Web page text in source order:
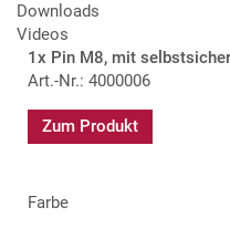
Downloads
Videos
1x Pin M8, mit
Art.-Nr.: 4000006
Zum Produkt
Farbe